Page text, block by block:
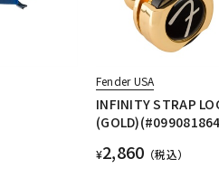
Fender USA
INFINITY STRAP
¥2,860 （税込）